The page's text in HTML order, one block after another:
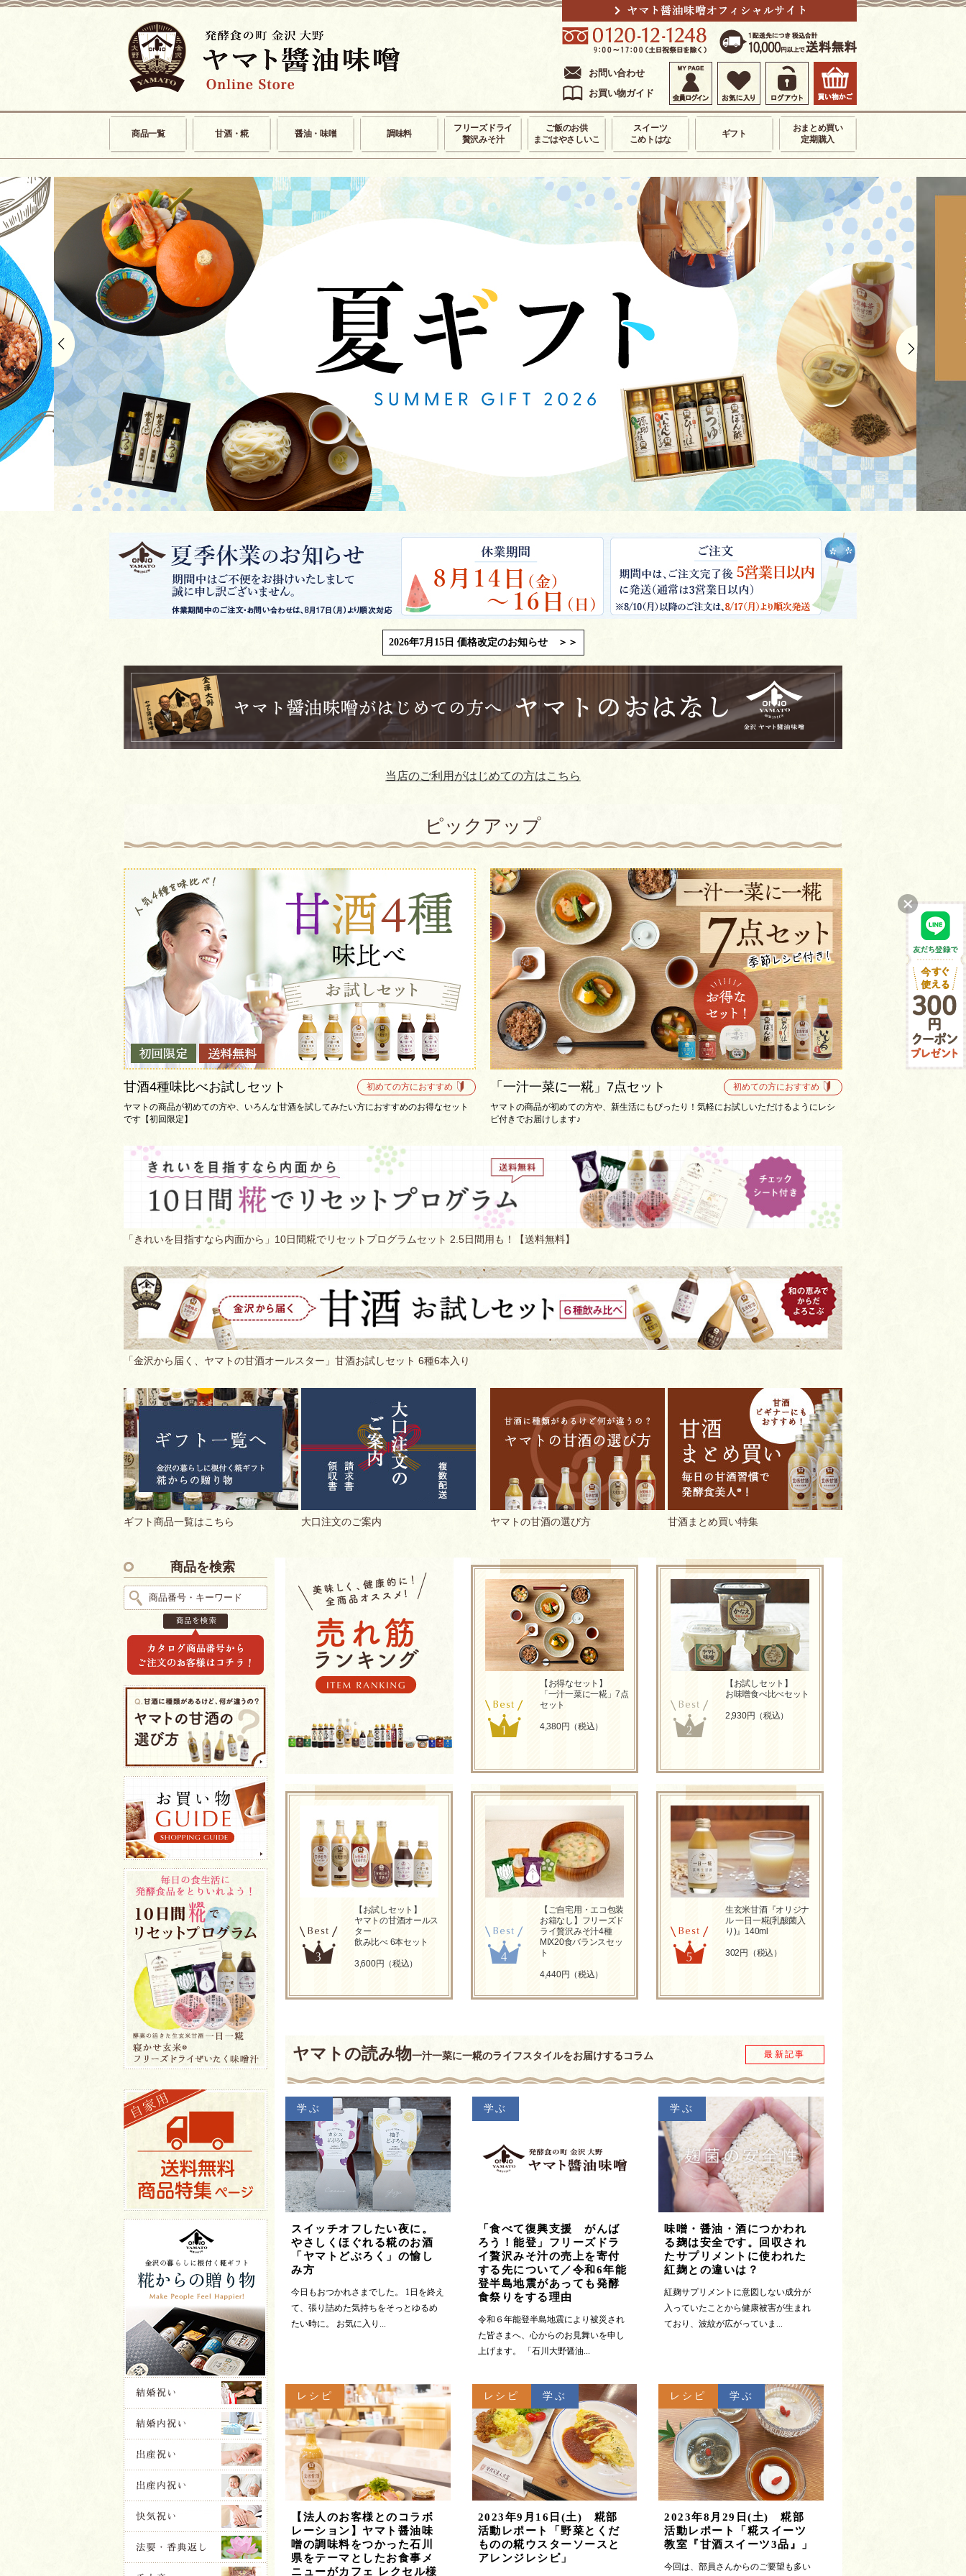
お問い合わせ
お買い物ガイド
商品一覧 甘酒・糀 醤油・味噌 調味料
フリーズドライ
贅沢みそ汁
ご飯のお供
まごはやさしいこ
スイーツ
こめトはな
ギフト
おまとめ買い
定期購入
2026年7月15日 価格改定のお知らせ ＞＞
当店のご利用がはじめての方はこちら
ピックアップ
甘酒4種味比べお試しセット 初めての方におすすめ
ヤマトの商品が初めての方や、いろんな甘酒を試してみたい方におすすめのお得なセット
です【初回限定】
「一汁一菜に一糀」7点セット 初めての方におすすめ
ヤマトの商品が初めての方や、新生活にもぴったり！気軽にお試しいただけるようにレシ
ピ付きでお届けします♪
「きれいを目指すなら内面から」10日間糀でリセットプログラムセット 2.5日間用も！【送料無料】
「金沢から届く、ヤマトの甘酒オールスター」甘酒お試しセット 6種6本入り
ギフト商品一覧はこちら 大口注文のご案内 ヤマトの甘酒の選び方 甘酒まとめ買い特集
【お得なセット】
「一汁一菜に一糀」7点
セット
4,380円（税込）
【お試しセット】
お味噌食べ比べセット
2,930円（税込）
【お試しセット】
ヤマトの甘酒オールス
ター
飲み比べ 6本セット
3,600円（税込）
【ご自宅用・エコ包装
お箱なし】フリーズド
ライ贅沢みそ汁4種
MIX20食バランスセッ
ト
4,440円（税込）
生玄米甘酒『オリジナ
ル 一日一糀(乳酸菌入
り)』140ml
302円（税込）
ヤマトの読み物一汁一菜に一糀のライフスタイルをお届けするコラム 最新記事
学ぶ
スイッチオフしたい夜に。
やさしくほぐれる糀のお酒
「ヤマトどぶろく」の愉し
み方
今日もおつかれさまでした。 1日を終え
て、張り詰めた気持ちをそっとゆるめ
たい時に。 お気に入り...
学ぶ
「食べて復興支援 がんば
ろう！能登」フリーズドラ
イ贅沢みそ汁の売上を寄付
する先について／令和6年能
登半島地震があっても発酵
食祭りをする理由
令和６年能登半島地震により被災され
た皆さまへ、心からのお見舞いを申し
上げます。 「石川大野醤油...
学ぶ
味噌・醤油・酒につかわれ
る麹は安全です。回収され
たサプリメントに使われた
紅麹との違いは？
紅麹サプリメントに意図しない成分が
入っていたことから健康被害が生まれ
ており、波紋が広がっていま...
レシピ
【法人のお客様とのコラボ
レーション】ヤマト醤油味
噌の調味料をつかった石川
県をテーマとしたお食事メ
ニューがカフェ レクセル様
レシピ 学ぶ
2023年9月16日(土) 糀部
活動レポート「野菜とくだ
ものの糀ウスターソースと
アレンジレシピ」
レシピ 学ぶ
2023年8月29日(土) 糀部
活動レポート「糀スイーツ
教室『甘酒スイーツ3品』」
今回は、部員さんからのご要望も多い
商品を検索